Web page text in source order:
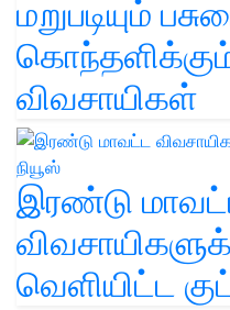
மறுபடியும்
விவசாயிகள்
இரண்டு
வெளியிட்ட